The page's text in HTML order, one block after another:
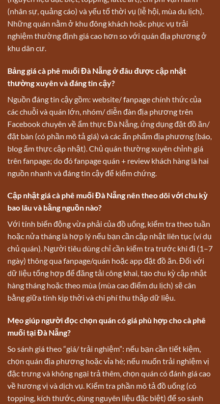
(nhân sự, quảng cáo) và yếu tố thời vụ (lễ hội, mùa du lịch).
Những quán nằm ở khu đông khách hoặc phục vụ trải
nghiệm thường định giá cao hơn so với quán địa phương ở
khu dân cư.
Bảng giá cà phê muối Đà Nẵng ở đâu được cập nhật
thường xuyên và đáng tin cậy?
Nguồn đáng tin cậy gồm: website/ fanpage chính thức của
các chuỗi và quán lớn, nhóm/ diễn đàn địa phương trên
Facebook chuyên về ẩm thực Đà Nẵng, ứng dụng đặt đồ ăn/
đặt bàn (có phần mô tả giá) và các ấn phẩm địa phương (báo,
blog ẩm thực cập nhật). Chủ quán thường xuyên chỉnh giá
trên fanpage; do đó fanpage quán + review khách hàng là hai
nguồn nhanh và đáng tin cậy để kiểm chứng.
Cập nhật giá cà phê muối Đà Nẵng nên theo dõi với chu kỳ
bao lâu và bằng nguồn nào?
Với tính biến động vừa phải của đồ uống, kiểm tra theo tuần
hoặc nửa tháng là hợp lý nếu bạn cần cập nhật liên tục (ví dụ
chủ quán). Người tiêu dùng chỉ cần kiểm tra trước khi đi (1–7
ngày) thông qua fanpage/quán hoặc app đặt đồ ăn. Đối với
dữ liệu tổng hợp để đăng tải công khai, tạo chu kỳ cập nhật
hàng tháng hoặc theo mùa (mùa cao điểm du lịch) sẽ cân
bằng giữa tính kịp thời và chi phí thu thập dữ liệu.
Mẹo giúp người đọc chọn quán có giá phù hợp cho cà phê
muối tại Đà Nẵng?
So sánh giá theo “giá/ trải nghiệm”: nếu bạn cần tiết kiệm,
chọn quán địa phương hoặc vỉa hè; nếu muốn trải nghiệm vị
đặc trưng và không ngại trả thêm, chọn quán có đánh giá cao
về hương vị và dịch vụ. Kiểm tra phần mô tả đồ uống (có
topping, kích thước, dùng nguyên liệu đặc biệt) để so sánh